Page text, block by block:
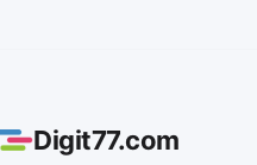
Digit77.com